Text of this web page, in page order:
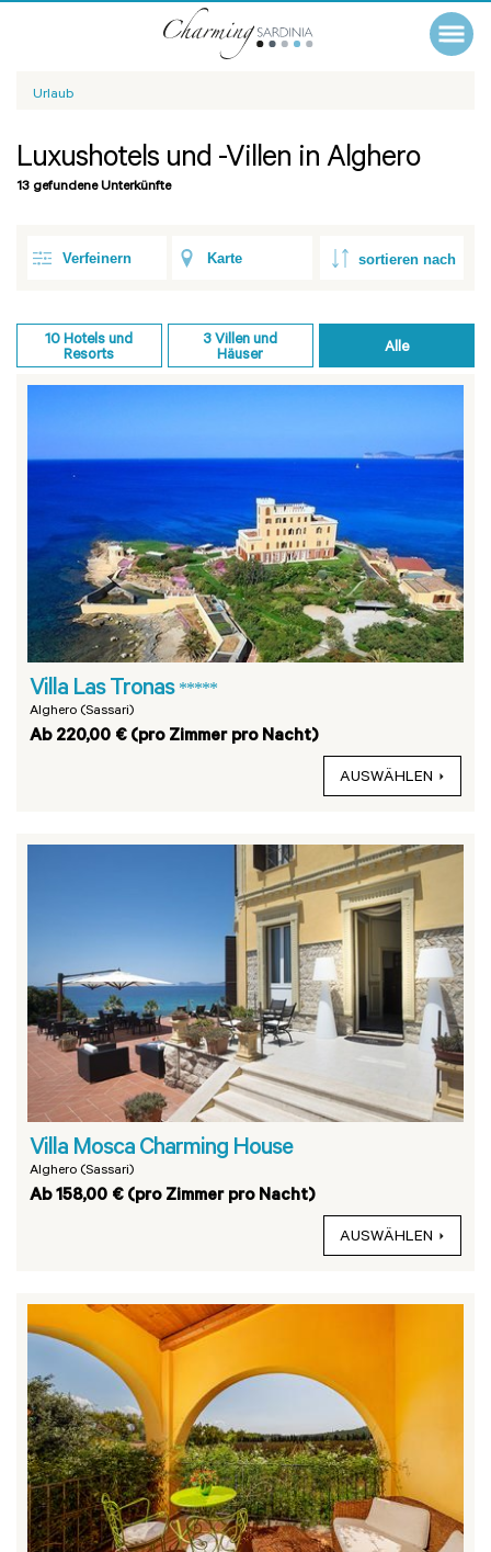
Urlaub
Luxushotels und -Villen in Alghero
13 gefundene Unterkünfte
Verfeinern Karte
10 Hotels und
Resorts
3Villen und
Häuser
Alle
Villa Las Tronas *****
Alghero (Sassari)
Ab 220,00 € (pro Zimmer pro Nacht)
AUSWÄHLEN
Villa Mosca Charming House
Alghero (Sassari)
Ab 158,00 € (pro Zimmer pro Nacht)
AUSWÄHLEN